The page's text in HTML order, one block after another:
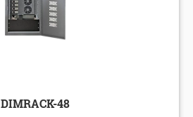
DIMRACK-48